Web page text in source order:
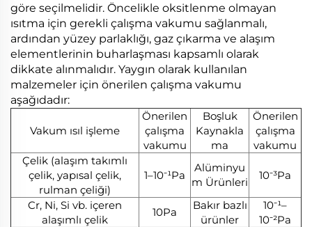
göre seçilmelidir. Öncelikle oksitlenme olmayan
ısıtma için gerekli çalışma vakumu sağlanmalı,
ardından yüzey parlaklığı, gaz çıkarma ve alaşım
elementlerinin buharlaşması kapsamlı olarak
dikkate alınmalıdır. Yaygın olarak kullanılan
malzemeler için önerilen çalışma vakumu
aşağıdadır:
Vakum ısıl işleme
Önerilen
çalışma
vakumu
Boşluk
Kaynakla
ma
Önerilen
çalışma
vakumu
Çelik (alaşım takımlı
çelik, yapısal çelik,
rulman çeliği)
1–10⁻¹Pa
Alüminyu
m Ürünleri
10⁻³Pa
Cr, Ni, Si vb. içeren
alaşımlı çelik
10Pa
Bakır bazlı
ürünler
10⁻¹–
10⁻²Pa